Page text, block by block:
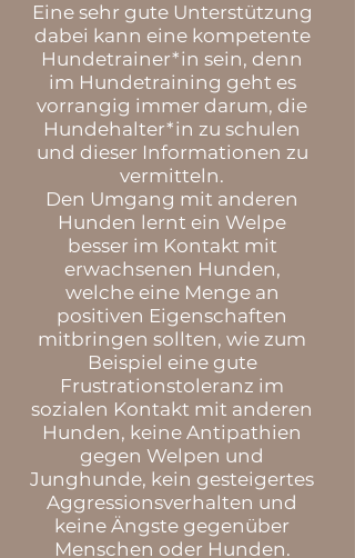
Eine sehr gute Unterstützung
dabei kann eine kompetente
Hundetrainer*in sein, denn
im Hundetraining geht es
vorrangig immer darum, die
Hundehalter*in zu schulen
und dieser Informationen zu
vermitteln.
Den Umgang mit anderen
Hunden lernt ein Welpe
besser im Kontakt mit
erwachsenen Hunden,
welche eine Menge an
positiven Eigenschaften
mitbringen sollten, wie zum
Beispiel eine gute
Frustrationstoleranz im
sozialen Kontakt mit anderen
Hunden, keine Antipathien
gegen Welpen und
Junghunde, kein gesteigertes
Aggressionsverhalten und
keine Ängste gegenüber
Menschen oder Hunden.